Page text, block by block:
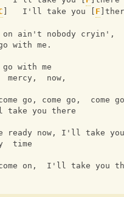
]   I'll take you [ F
on ain't nobody cryin',
with me.
go with me
mercy,  now,
go, come go,  come
you there
ready now, I'll take
time
come on,  I'll take you